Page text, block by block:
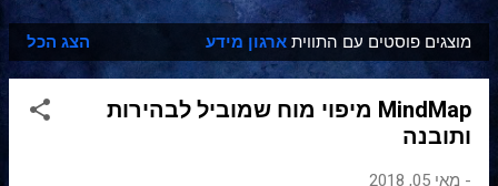
ר
ש
מוצגים פוסטים עם התווית ארגון מידע הצג הכל
MindMap מיפוי מוח שמוביל לבהירות
ותובנה
- מאי 05, 2018